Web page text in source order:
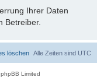
Ihrer Daten
Betreiber.
Alle Zeiten sind UTC
löschen
Limited